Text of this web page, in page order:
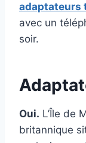
adaptateurs
avec un
soir.
Oui. L’Île de
britannique